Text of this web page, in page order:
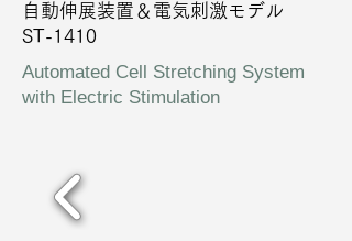
自動伸展装置＆電気刺激モデル
ST-1410
Automated Cell Stretching System
with Electric Stimulation